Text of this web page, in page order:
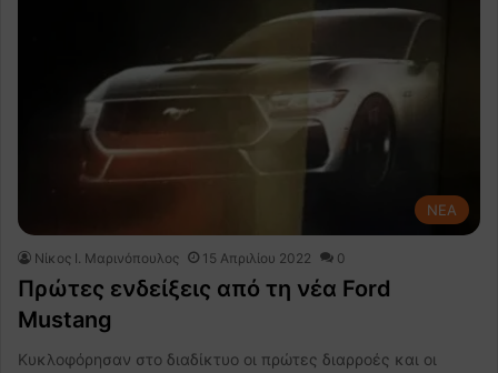
NEA
Nίκος Ι. Mαρινόπουλος 15 Απριλίου 2022 0
Πρώτες ενδείξεις από τη νέα Ford
Mustang
Κυκλοφόρησαν στο διαδίκτυο οι πρώτες διαρροές και οι